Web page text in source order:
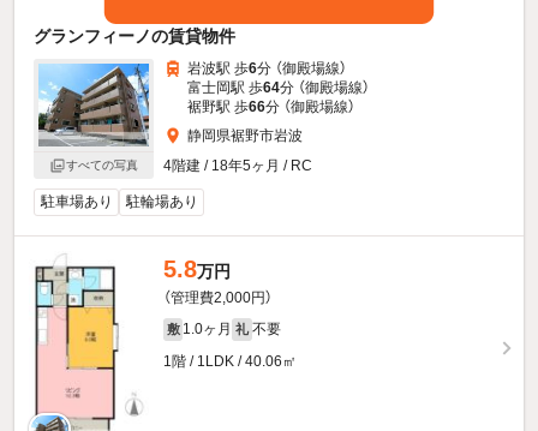
グランフィーノの賃貸物件
すべての写真
岩波駅 歩6分 （御殿場線）
富士岡駅 歩64分 （御殿場線）
裾野駅 歩66分 （御殿場線）
静岡県裾野市岩波
4階建 / 18年5ヶ月 / RC
駐車場あり 駐輪場あり
5.8万円
（管理費2,000円）
敷 1.0ヶ月 礼 不要
1階 / 1LDK / 40.06㎡